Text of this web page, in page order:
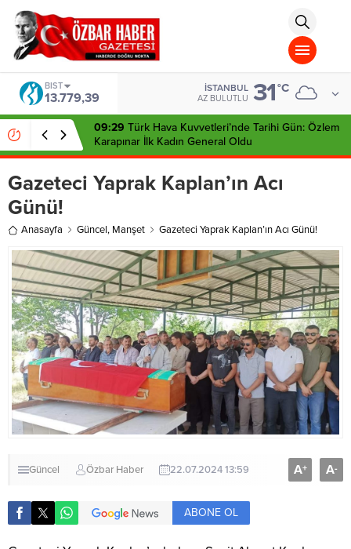
islami
chat
omegla
türk
sohbet
cinsel
sohbet
dini
chat
BIST
13.779,39
İSTANBUL
AZ BULUTLU 31°C
09:29 Türk Hava Kuvvetleri’nde Tarihi Gün: Özlem
Karapınar İlk Kadın General Oldu
Gazeteci Yaprak Kaplan’ın Acı
Günü!
Anasayfa Güncel, Manşet Gazeteci Yaprak Kaplan’ın Acı Günü!
Güncel Özbar Haber 22.07.2024 13:59 A+ A-
ABONE OL